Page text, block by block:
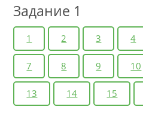
Задание 1
1 2 3 4
7 8 9 10
13 14 15